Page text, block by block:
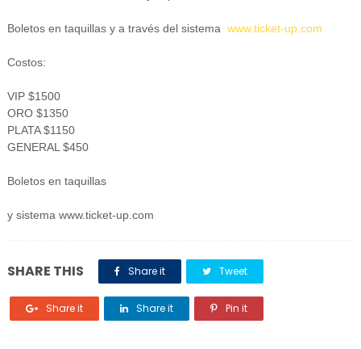
Boletos en taquillas y a través del sistema www.ticket-up.com
Costos:
VIP $1500
ORO $1350
PLATA $1150
GENERAL $450
Boletos en taquillas
y sistema www.ticket-up.com
SHARE THIS Share it Tweet
Share it Share it Pin it